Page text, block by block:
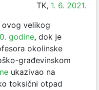
TK, 1. 6. 2021.
ovog velikog
godine, dok je
okolinske
građevinskom
ukazivao na
toksični otpad